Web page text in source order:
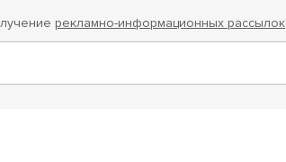
рекламно-информационных рассылок